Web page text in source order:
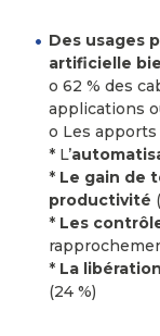
Des usages
artificielle
o 62 % des
applications
o Les
* L’
* Le gain de
productivité
* Les
* La
(24 %)